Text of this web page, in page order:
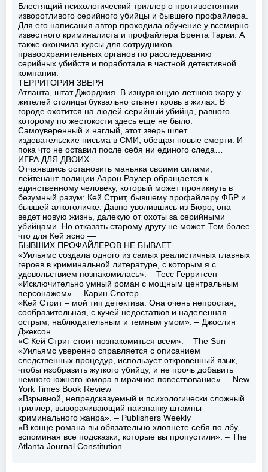
Блестящий психологический триллер о противостоянии
изворотливого серийного убийцы и бывшего профайлера.
Для его написания автор проходила обучение у всемирно
известного криминалиста и профайлера Брента Тарви. А
также окончила курсы для сотрудников
правоохранительных органов по расследованию
серийных убийств и поработала в частной детективной
компании.
ТЕРРИТОРИЯ ЗВЕРЯ
Атланта, штат Джорджия. В изнуряющую летнюю жару у
жителей столицы буквально стынет кровь в жилах. В
городе охотится на людей серийный убийца, равного
которому по жестокости здесь еще не было.
Самоуверенный и наглый, этот зверь шлет
издевательские письма в СМИ, обещая новые смерти. И
пока что не оставил после себя ни единого следа…
ИГРА ДЛЯ ДВОИХ
Отчаявшись остановить маньяка своими силами,
лейтенант полиции Аарон Раузер обращается к
единственному человеку, который может проникнуть в
безумный разум: Кей Стрит, бывшему профайлеру ФБР и
бывшей алкоголичке. Давно уволившись из Бюро, она
ведет новую жизнь, далекую от охоты за серийными
убийцами. Но отказать старому другу не может. Тем более
что для Кей ясно —
БЫВШИХ ПРОФАЙЛЕРОВ НЕ БЫВАЕТ…
«Уильямс создала одного из самых реалистичных главных
героев в криминальной литературе, с которым я с
удовольствием познакомилась». – Тесс Герритсен
«Исключительно умный роман с мощным центральным
персонажем». – Карин Слотер
«Кей Стрит – мой тип детектива. Она очень непростая,
сообразительная, с кучей недостатков и наделенная
острым, наблюдательным и темным умом». – Джослин
Джексон
«С Кей Стрит стоит познакомиться всем». – The Sun
«Уильямс уверенно справляется с описанием
следственных процедур, использует откровенный язык,
чтобы изобразить жуткого убийцу, и не прочь добавить
немного южного юмора в мрачное повествование». – New
York Times Book Review
«Взрывной, непредсказуемый и психологически сложный
триллер, выворачивающий наизнанку штампы
криминального жанра». – Publishers Weekly
«В конце романа вы обязательно хлопнете себя по лбу,
вспоминая все подсказки, которые вы пропустили». – The
Atlanta Journal Constitution